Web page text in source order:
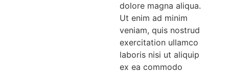
dolore magna aliqua.
Ut enim ad minim
veniam, quis nostrud
exercitation ullamco
laboris nisi ut aliquip
ex ea commodo